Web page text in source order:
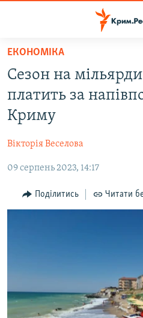
Перейти
основного
матеріалу
Перейти
до
основної
навігації
Перейти
пошуку
ВІДЕО ТА ФОТО
БЛОГИ
ПОГЛЯД
ІНТЕРВ'Ю
СВІДЧЕННЯ ОКУПАЦІЇ
Русский
Qırımtatar
ЕКОНОМІКА
Сезон на
платить за
Криму
Вікторія Веселова
09 серпень 2023, 14:17
Поділитись Читати